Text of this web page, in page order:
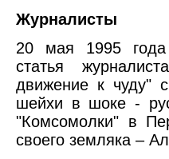
Журналисты
20 мая 1995
статья
движение к чуду"
шейхи в шоке -
"Комсомолки" в
своего земляка –